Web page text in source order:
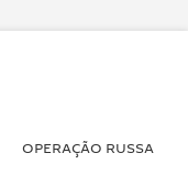
OPERAÇÃO RUSSA